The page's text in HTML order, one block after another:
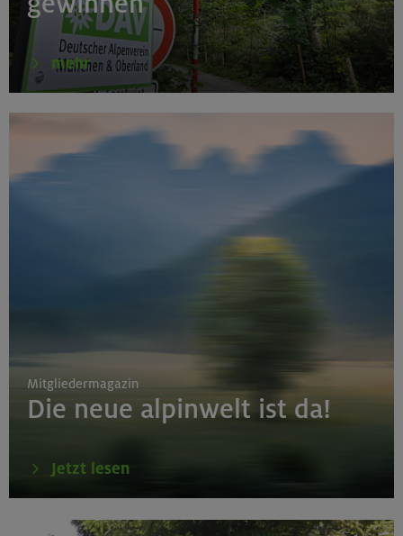
mehr
Mitgliedermagazin
Die neue alpinwelt ist da!
Jetzt lesen